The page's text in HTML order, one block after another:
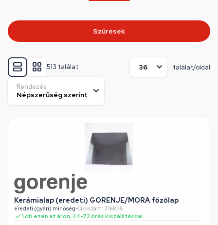
513 találat találat/oldal
Rendezés:
Kerámialap (eredeti) GORENJE/MORA főzőlap
eredeti (gyári) minőség•Cikkszám: 706838
1 db ezen az áron, 24-72 órás kiszállítással
Szűrések